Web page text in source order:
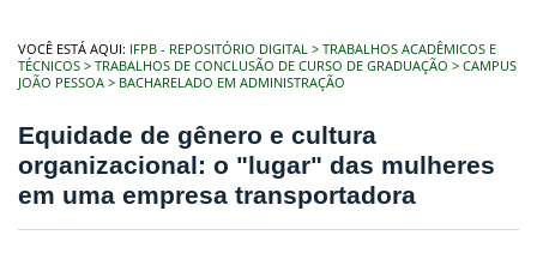
VOCÊ ESTÁ AQUI: IFPB - REPOSITÓRIO DIGITAL
TRABALHOS ACADÊMICOS E
TÉCNICOS
TRABALHOS DE CONCLUSÃO DE CURSO DE GRADUAÇÃO
CAMPUS
JOÃO PESSOA
BACHARELADO EM ADMINISTRAÇÃO
Equidade de gênero e cultura
organizacional: o "lugar" das mulheres
em uma empresa transportadora